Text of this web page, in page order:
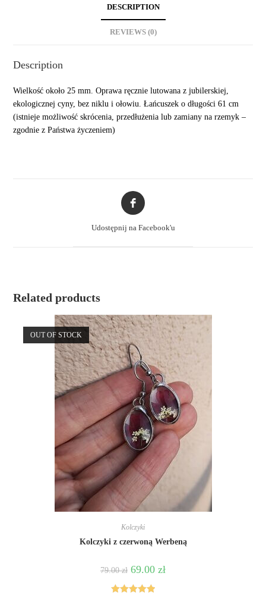
DESCRIPTION
REVIEWS (0)
Description
Wielkość około 25 mm. Oprawa ręcznie lutowana z jubilerskiej,
ekologicznej cyny, bez niklu i ołowiu. Łańcuszek o długości 61 cm
(istnieje możliwość skrócenia, przedłużenia lub zamiany na rzemyk –
zgodnie z Państwa życzeniem)
Opens
in
new
Udostępnij na Facebook'u
Related products
OUT OF STOCK
Kolczyki
Kolczyki z czerwoną Werbeną
79.00zł 69.00 zł